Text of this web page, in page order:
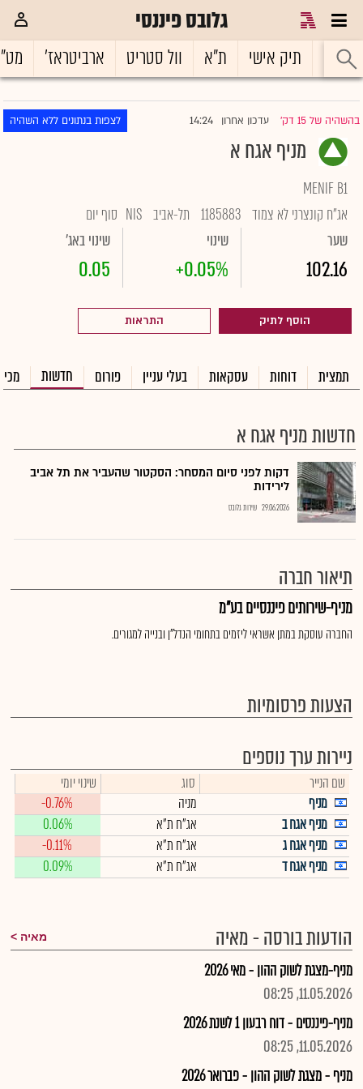
גלובס פיננסי
ראשי תיק אישי ת"א וול סטריט ארביטראז'
בהשהיה של 15 דק' |עדכון אחרון 14:24 לצפות בנתונים ללא השהיה
מניף אגח א
MENIF B1
אג"ח קונצרני לא צמוד 1185883 תל-אביב NIS סוף יום
שער
102.16
שינוי
+0.05%
שינוי באג'
0.05
הוסף לתיק התראות
תמצית דוחות עסקאות בעלי עניין פורום חדשות
חדשות מניף אגח א
דקות לפני סיום המסחר: הסקטור שהעביר את תל אביב
לירידות
29.06.2026 שירות גלובס
תיאור חברה
מניף-שירותים פיננסיים בע"מ
החברה עוסקת במתן אשראי ליזמים בתחומי הנדל"ן ובנייה למגורים.
הצעות פרסומיות
ניירות ערך נוספים
שם הנייר סוג
שינוי יומי
מניף
מניה
-0.76%
מניף אגח ב
אג"ח ת"א
0.06%
מניף אגח ג
אג"ח ת"א
-0.11%
מניף אגח ד
אג"ח ת"א 0.09%
הודעות בורסה - מאיה מאיה
מניף-מצגת לשוק ההון - מאי 2026
11.05.2026, 08:25
מניף-פיננסים - דוח רבעון 1 לשנת 2026
11.05.2026, 08:25
מניף - מצגת לשוק ההון - פברואר 2026